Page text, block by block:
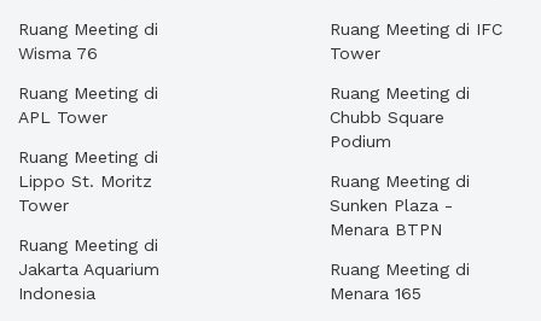
Ruang Meeting di
Wisma 76
Ruang Meeting di
APL Tower
Ruang Meeting di
Lippo St. Moritz
Tower
Ruang Meeting di
Jakarta Aquarium
Indonesia
Ruang Meeting di IFC
Tower
Ruang Meeting di
Chubb Square
Podium
Ruang Meeting di
Sunken Plaza -
Menara BTPN
Ruang Meeting di
Menara 165